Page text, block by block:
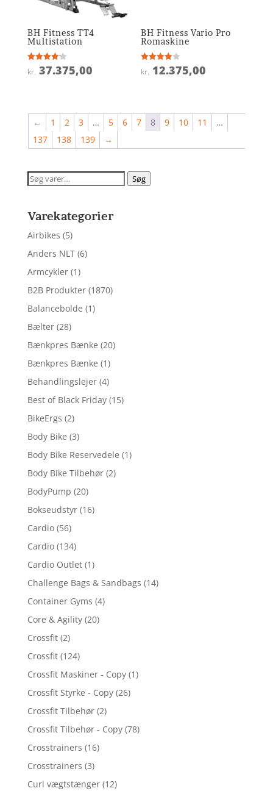
BH Fitness TT4
Multistation
Vurderet
4.2
kr. 37.375,00
BH Fitness Vario Pro
Romaskine
Vurderet
4
kr. 12.375,00
← 1 2 3 … 5 6 7 8 9 10 11
…
137
138 139 →
Søg
Søg
Varekategorier
Airbikes (5)
Anders NLT (6)
Armcykler (1)
B2B Produkter (1870)
Balancebolde (1)
Bælter (28)
Bænkpres Bænke (20)
Bænkpres Bænke (1)
Behandlingslejer (4)
Best of Black Friday (15)
BikeErgs (2)
Body Bike (3)
Body Bike Reservedele (1)
Body Bike Tilbehør (2)
BodyPump (20)
Bokseudstyr (16)
Cardio (56)
Cardio (134)
Cardio Outlet (1)
Challenge Bags & Sandbags (14)
Container Gyms (4)
Core & Agility (20)
Crossfit (2)
Crossfit (124)
Crossfit Maskiner - Copy (1)
Crossfit Styrke - Copy (26)
Crossfit Tilbehør (2)
Crossfit Tilbehør - Copy (78)
Crosstrainers (16)
Crosstrainers (3)
Curl vægtstænger (12)